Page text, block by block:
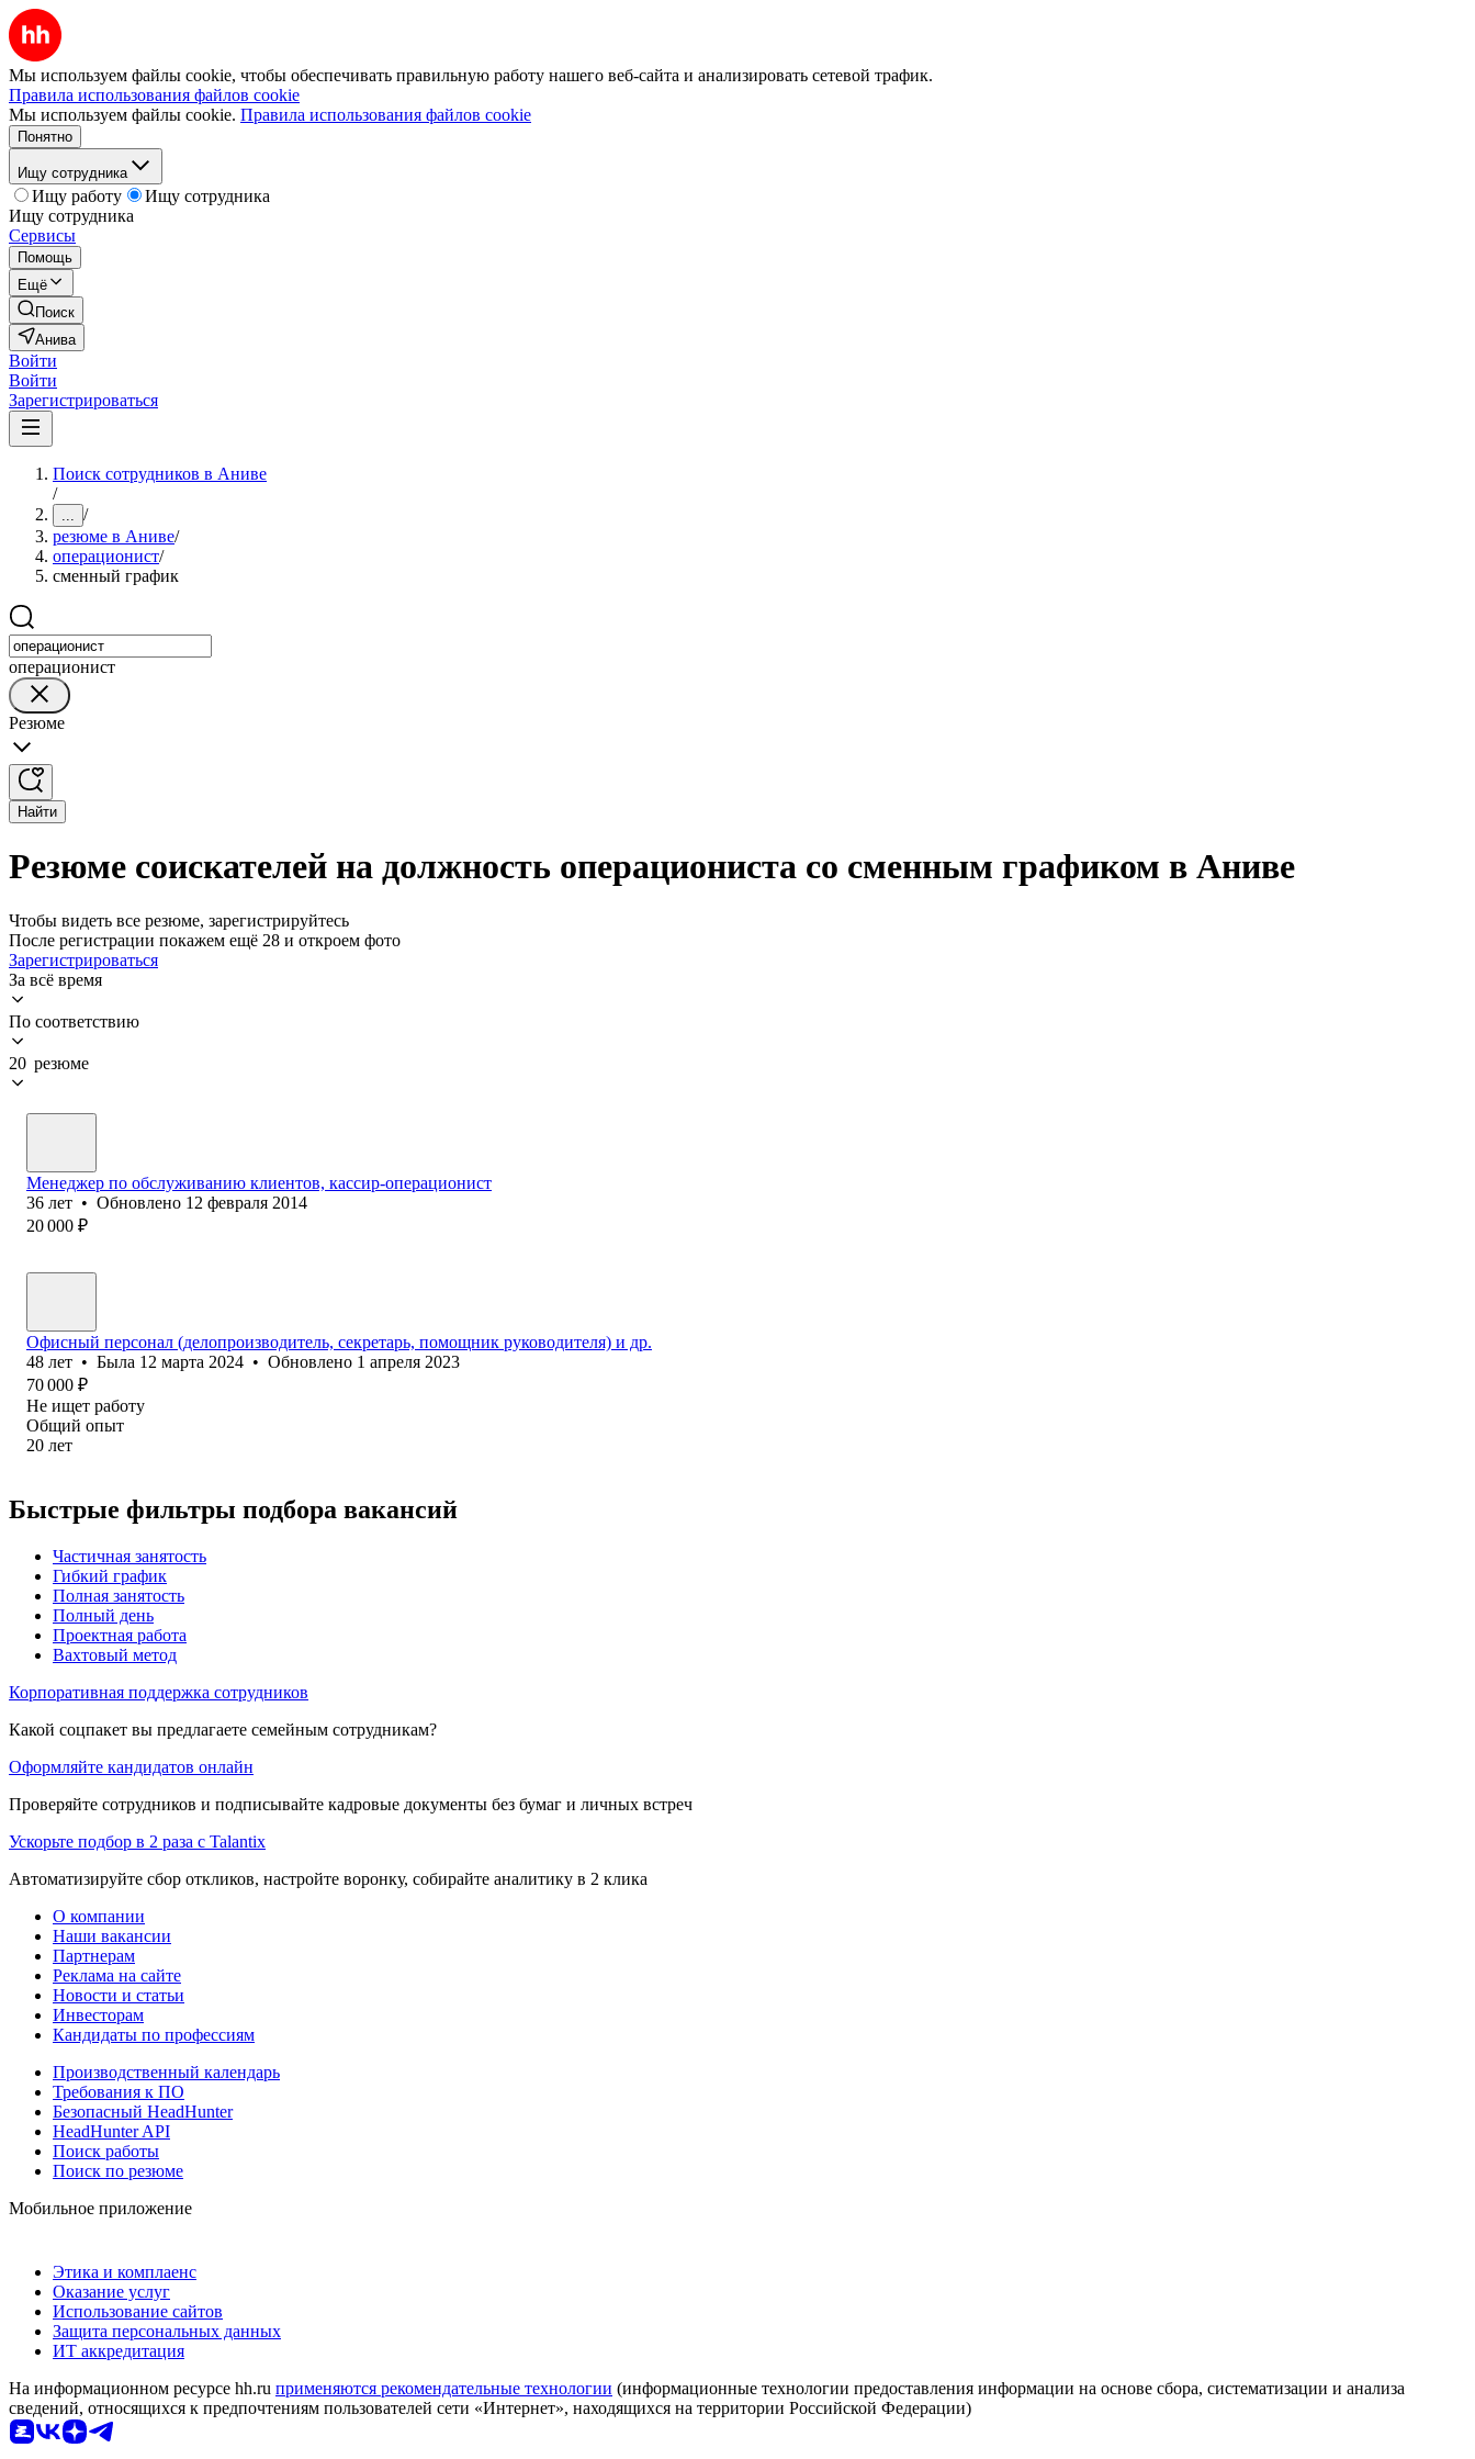
Мы используем файлы cookie, чтобы обеспечивать правильную работу нашего веб-сайта и анализировать сетевой трафик.
Правила использования файлов cookie
Мы используем файлы cookie. Правила использования файлов cookie
Понятно
Ищу сотрудника
Ищу работу
Ищу сотрудника
Ищу сотрудника
Сервисы
Помощь
Ещё
Поиск
Анива
Войти
Войти
Зарегистрироваться
Поиск сотрудников в Аниве
/
... /
резюме в Аниве/
операционист/
сменный график
операционист
Резюме
Найти
Резюме соискателей на должность операциониста со сменным графиком в Аниве
Чтобы видеть все резюме, зарегистрируйтесь
После регистрации покажем ещё 28 и откроем фото
Зарегистрироваться
За всё время
По соответствию
20 резюме
Менеджер по обслуживанию клиентов, кассир-операционист
36 лет • Обновлено 12 февраля 2014
20 000 ₽
Офисный персонал (делопроизводитель, секретарь, помощник руководителя) и др.
48 лет • Была 12 марта 2024 • Обновлено 1 апреля 2023
70 000 ₽
Не ищет работу
Общий опыт
20 лет
Быстрые фильтры подбора вакансий
Частичная занятость
Гибкий график
Полная занятость
Полный день
Проектная работа
Вахтовый метод
Корпоративная поддержка сотрудников
Какой соцпакет вы предлагаете семейным сотрудникам?
Оформляйте кандидатов онлайн
Проверяйте сотрудников и подписывайте кадровые документы без бумаг и личных встреч
Ускорьте подбор в 2 раза с Talantix
Автоматизируйте сбор откликов, настройте воронку, собирайте аналитику в 2 клика
О компании
Наши вакансии
Партнерам
Реклама на сайте
Новости и статьи
Инвесторам
Кандидаты по профессиям
Производственный календарь
Требования к ПО
Безопасный HeadHunter
HeadHunter API
Поиск работы
Поиск по резюме
Мобильное приложение
Этика и комплаенс
Оказание услуг
Использование сайтов
Защита персональных данных
ИТ аккредитация
На информационном ресурсе hh.ru применяются рекомендательные технологии (информационные технологии предоставления информации на основе сбора, систематизации и анализа
сведений, относящихся к предпочтениям пользователей сети «Интернет», находящихся на территории Российской Федерации)